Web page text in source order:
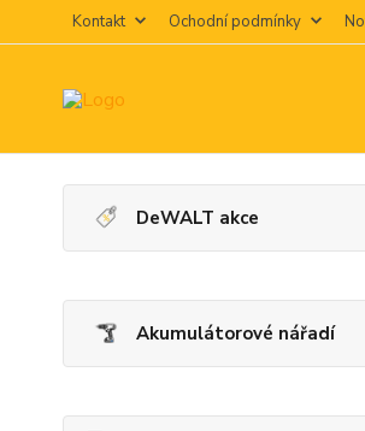
Kontakt Ochodní podmínky
DeWALT akce
Akumulátorové nářadí